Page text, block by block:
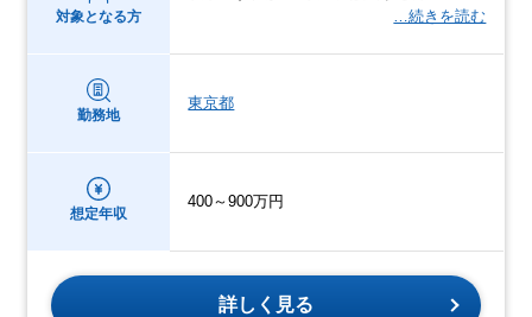
対象となる方
…続きを読む
勤務地
東京都
想定年収
400～900万円
詳しく見る